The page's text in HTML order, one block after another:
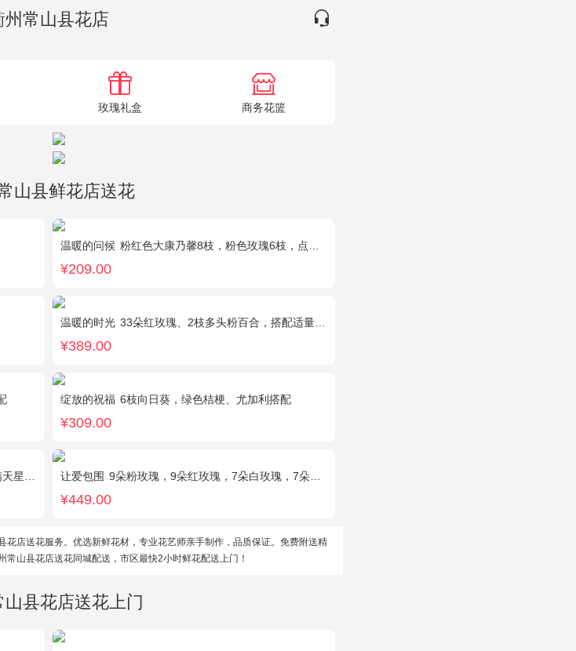
州常山县花店
玫瑰礼盒 商务花篮
山县鲜花店送花
温暖的问候 粉红色大康乃馨8枝，粉色玫瑰6枝，点缀适量黄莺、深山樱和绿叶。
¥209.00
温暖的时光 33朵红玫瑰、2枝多头粉百合，搭配适量黄莺草、栀子叶间插。
¥389.00
绽放的祝福 6枝向日葵，绿色桔梗、尤加利搭配
¥309.00
搭配 让爱包围 9朵粉玫瑰，9朵红玫瑰，7朵白玫瑰，7朵蓝玫瑰，7朵香槟玫瑰，满天星和绿草丰满外围，随机赠送两只公仔
¥449.00
店送花服务。优选新鲜花材，专业花艺师亲手制作，品质保证。免费附送精
山县花店送花同城配送，市区最快2小时鲜花配送上门！
山县花店送花上门